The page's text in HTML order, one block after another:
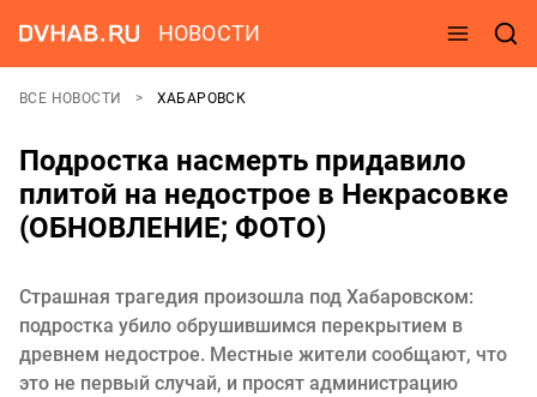
НОВОСТИ
ВСЕ НОВОСТИ ХАБАРОВСК
Подростка насмерть придавило
плитой на недострое в Некрасовке
(ОБНОВЛЕНИЕ; ФОТО)
Страшная трагедия произошла под Хабаровском:
подростка убило обрушившимся перекрытием в
древнем недострое. Местные жители сообщают, что
это не первый случай, и просят администрацию